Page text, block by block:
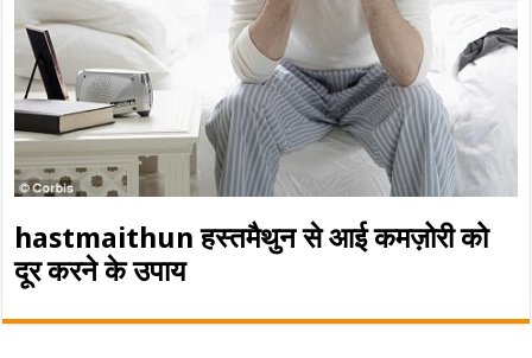
hastmaithun हस्तमैथुन से आई कमज़ोरी को
दूर करने के उपाय